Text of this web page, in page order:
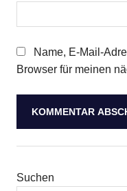
Name, E-Mail-
Browser für meinen
Suchen